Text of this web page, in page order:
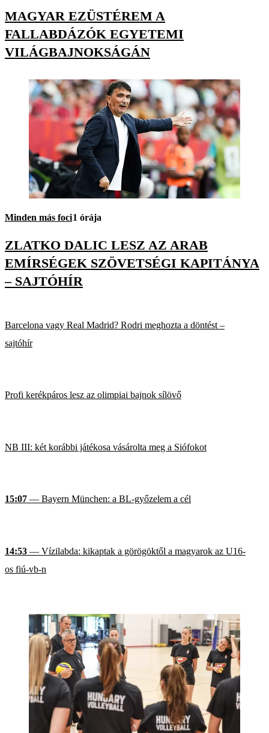
MAGYAR EZÜSTÉREM A
FALLABDÁZÓK EGYETEMI
VILÁGBAJNOKSÁGÁN
Minden más foci1 órája
ZLATKO DALIC LESZ AZ ARAB
EMÍRSÉGEK SZÖVETSÉGI KAPITÁNYA
– SAJTÓHÍR
Barcelona vagy Real Madrid? Rodri meghozta a döntést –
sajtóhír
Profi kerékpáros lesz az olimpiai bajnok sílövő
NB III: két korábbi játékosa vásárolta meg a Siófokot
15:07 — Bayern München: a BL-győzelem a cél
14:53 — Vízilabda: kikaptak a görögöktől a magyarok az U16-
os fiú-vb-n